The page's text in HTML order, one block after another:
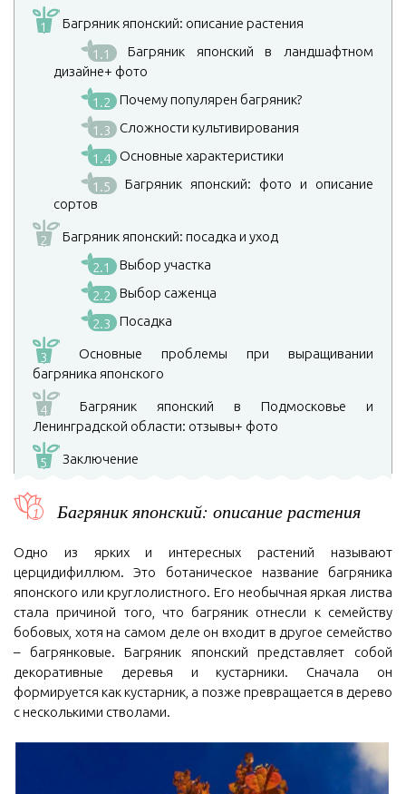
1
Багряник японский: описание растения
1.1 Багряник японский в ландшафтном
дизайне+ фото
1.2 Почему популярен багряник?
1.3 Сложности культивирования
1.4 Основные характеристики
1.5 Багряник японский: фото и описание
сортов
2
Багряник японский: посадка и уход
2.1 Выбор участка
2.2 Выбор саженца
2.3 Посадка
3
Основные проблемы при выращивании
багряника японского
4
Багряник японский в Подмосковье и
Ленинградской области: отзывы+ фото
5 Заключение
Багряник японский: описание растения
Одно из ярких и интересных растений называют
церцидифиллюм. Это ботаническое название багряника
японского или круглолистного. Его необычная яркая листва
стала причиной того, что багряник отнесли к семейству
бобовых, хотя на самом деле он входит в другое семейство
– багрянковые. Багряник японский представляет собой
декоративные деревья и кустарники. Сначала он
формируется как кустарник, а позже превращается в дерево
с несколькими стволами.